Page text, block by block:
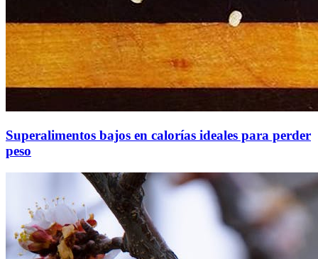
Superalimentos bajos en calorías ideales para perder
peso